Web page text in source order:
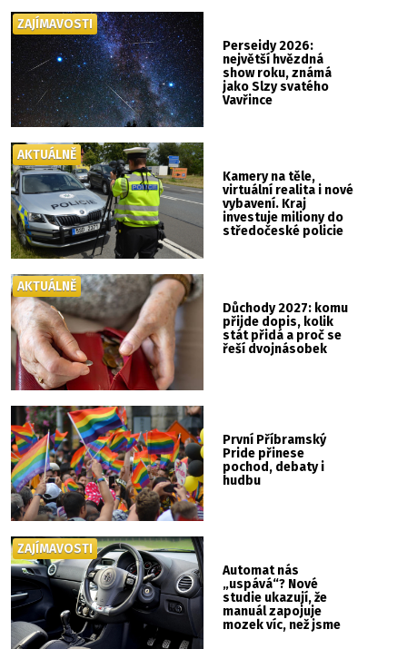
Perseidy 2026:
největší hvězdná
show roku, známá
jako Slzy svatého
Vavřince
ZAJÍMAVOSTI
Kamery na těle,
virtuální realita i nové
vybavení. Kraj
investuje miliony do
středočeské policie
AKTUÁLNĚ
Důchody 2027: komu
přijde dopis, kolik
stát přidá a proč se
řeší dvojnásobek
AKTUÁLNĚ
První Příbramský
Pride přinese
pochod, debaty i
hudbu
Automat nás
„uspává“? Nové
studie ukazují, že
manuál zapojuje
mozek víc, než jsme
ZAJÍMAVOSTI